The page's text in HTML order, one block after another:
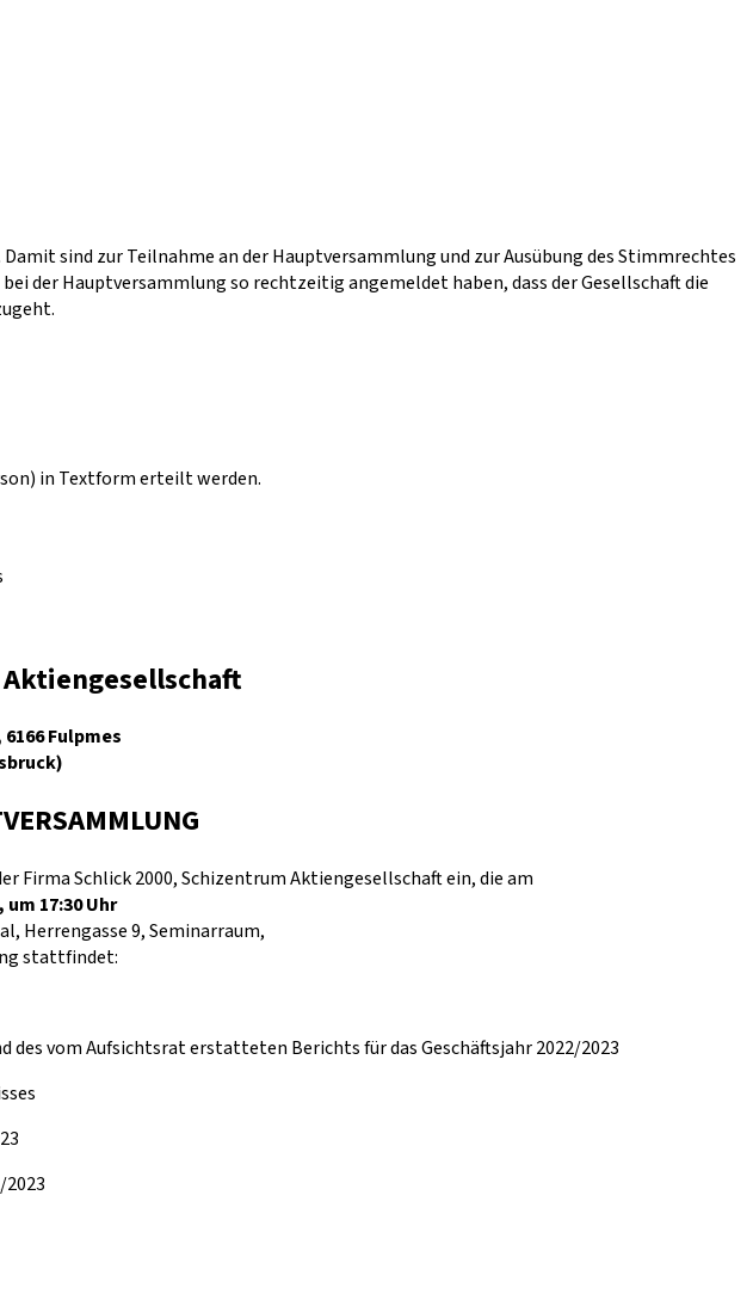
sind zur Teilnahme an der Hauptversammlung und zur Ausübung des Stimmrechtes
der Hauptversammlung so rechtzeitig angemeldet haben, dass der Gesellschaft die
in Textform erteilt werden.
Fulpmes
Schlick 2000, Schizentrum Aktiengesellschaft ein, die am
17:30 Uhr
Herrengasse 9, Seminarraum,
stattfindet:
des vom Aufsichtsrat erstatteten Berichts für das Geschäftsjahr 2022/2023